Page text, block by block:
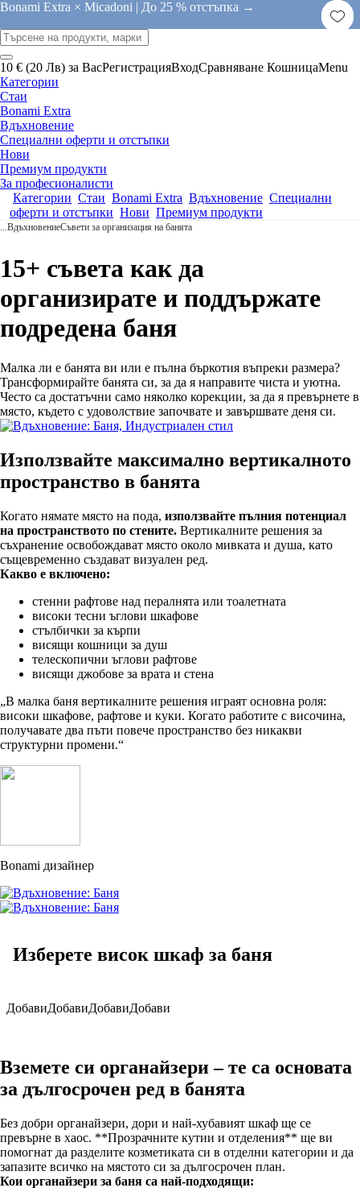
Bonami Extra × Micadoni | До 25 % отстъпка →
10 € (20 Лв) за ВасРегистрацияВходСравняване КошницаMenu
Категории
Стаи
Bonami Extra
Вдъхновение
Специални оферти и отстъпки
Нови
Премиум продукти
За професионалисти
Категории Стаи Bonami Extra Вдъхновение Специални
оферти и отстъпки Нови Премиум продукти
...ВдъхновениеСъвети за организация на банята
15+ съвета как да
организирате и поддържате
подредена баня
Малка ли е банята ви или е пълна бъркотия въпреки размера?
Трансформирайте банята си, за да я направите чиста и уютна.
Често са достатъчни само няколко корекции, за да я превърнете в
място, където с удоволствие започвате и завършвате деня си.
Използвайте максимално вертикалното
пространство в банята
Когато нямате място на пода, използвайте пълния потенциал
на пространството по стените. Вертикалните решения за
съхранение освобождават място около мивката и душа, като
същевременно създават визуален ред.
Какво е включено:
стенни рафтове над пералнята или тоалетната
високи тесни ъглови шкафове
стълбички за кърпи
висящи кошници за душ
телескопични ъглови рафтове
висящи джобове за врата и стена
„В малка баня вертикалните решения играят основна роля:
високи шкафове, рафтове и куки. Когато работите с височина,
получавате два пъти повече пространство без никакви
структурни промени.“
Bonami дизайнер
Изберете висок шкаф за баня
ДобавиДобавиДобавиДобави
Вземете си органайзери – те са основата
за дългосрочен ред в банята
Без добри органайзери, дори и най-хубавият шкаф ще се
превърне в хаос. **Прозрачните кутии и отделения** ще ви
помогнат да разделите козметиката си в отделни категории и да
запазите всичко на мястото си за дългосрочен план.
Кои органайзери за баня са най-подходящи: